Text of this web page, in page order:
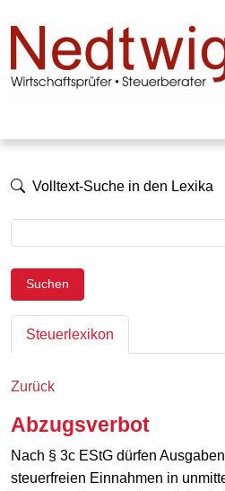
Volltext-Suche in den Lexika
Suchen
Steuerlexikon
Zurück
Abzugsverbot
Nach § 3c EStG dürfen
steuerfreien Einnahmen in